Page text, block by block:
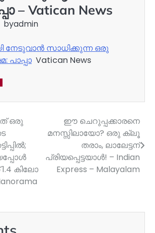
– Vatican News
byadmin
നേടുവാൻ സാധിക്കുന്ന ഒരു
പാപ്പാ Vatican News
ഒരു
1.4 കിലോ
ഈ ചെറുപ്പക്കാരനെ
മനസ്സിലായോ? ഒരു ക്ലൂ
തരാം, ലാലേട്ടന്
പ്രിയപ്പെട്ടയാൾ! – Indian
Express – Malayalam